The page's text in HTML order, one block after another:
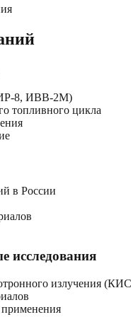
(ИР-8, ИВВ-2М)
топливного цикла
в России
исследования
излучения